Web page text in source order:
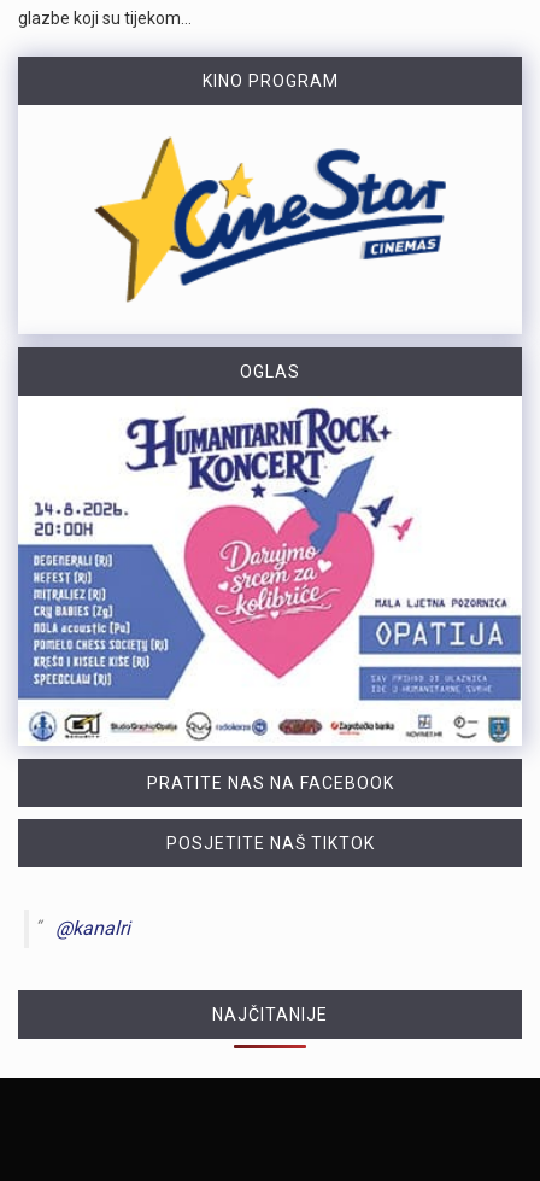
glazbe koji su tijekom…
KINO PROGRAM
OGLAS
PRATITE NAS NA FACEBOOK
POSJETITE NAŠ TIKTOK
@kanalri
NAJČITANIJE